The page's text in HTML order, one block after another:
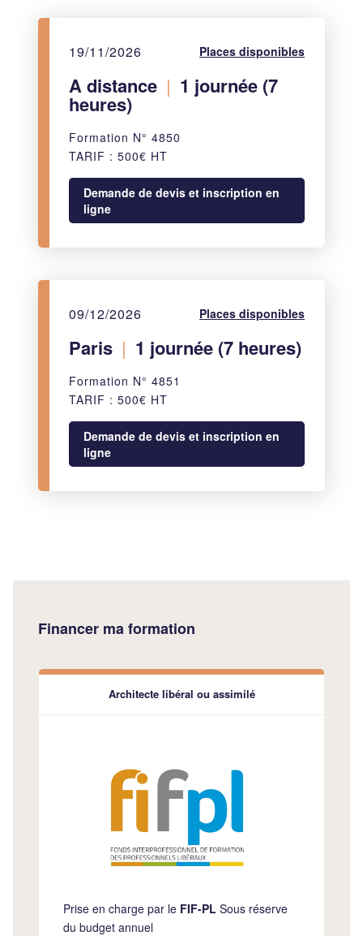
19/11/2026 Places disponibles
A distance | 1 journée (7
heures)
Formation N° 4850
TARIF : 500€ HT
Demande de devis et inscription en
ligne
09/12/2026 Places disponibles
Paris | 1 journée (7 heures)
Formation N° 4851
TARIF : 500€ HT
Demande de devis et inscription en
ligne
Financer ma formation
Architecte libéral ou assimilé
Prise en charge par le FIF-PL Sous réserve
du budget annuel